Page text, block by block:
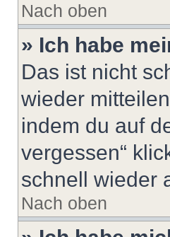
Nach oben
» Ich habe
Das ist nicht
wieder
indem du auf
vergessen“
schnell wieder
Nach oben